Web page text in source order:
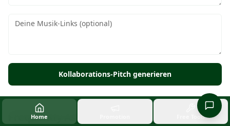
Kollaborations-Pitch generieren
Frequently Asked Questions
Home Free Tools